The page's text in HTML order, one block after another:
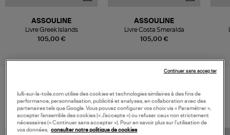
105,00 €
ASSOULINE
Livre Greek Islands
105,00 €
ASSOULINE
Livre Costa Smeralda
VOS DERNIERS PRODUITS VUS
lulli-sur-la-toile.com utilise des cookies et technologies similaires à des fins de
performance, personnalisation, publicité et analyses, en collaboration avec des
partenaires tels que Google. Vous pouvez configurer vos choix via « Paramétrer »,
accepter l’ensemble des cookies (« J’accepte ») ou refuser ceux non strictement
nécessaires (« Continuer sans accepter »). Pour en savoir plus sur l’utilisation de
vos données, consulter notre politique de cookies
Continuer sans accepter